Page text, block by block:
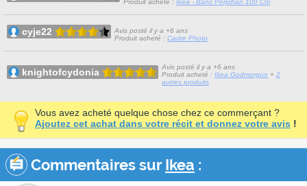
Produit acheté : Ikea - Banc Perjohan 100 Cm
cyje22
Avis posté il y a +6 ans
Produit acheté : Cadre Photo
knightofcydonia
Avis posté il y a +6 ans
Produit acheté : Ikea Godmorgon + 2
autres produits
Vous avez acheté quelque chose chez ce commerçant ?
Ajoutez cet achat dans votre récit et donnez votre avis !
Commentaires surIkea :